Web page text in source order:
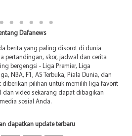
Dafanews
berita yang paling disorot di dunia
pertandingan, skor, jadwal dan cerita
bergengsi - Liga Premier, Liga
NBA, F1, AS Terbuka, Piala Dunia, dan
diberikan pilihan untuk memilih liga favorit
dan video sekarang dapat dibagikan
sosial Anda.
dapatkan update terbaru